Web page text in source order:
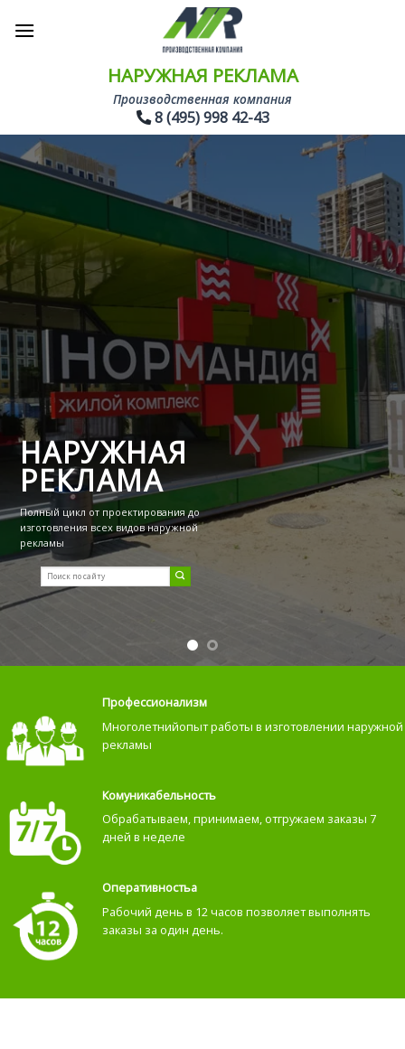
НАРУЖНАЯ РЕКЛАМА
Производственная компания
8 (495) 998 42-43
НАРУЖНАЯ
РЕКЛАМА
Полный цикл от проектирования до
изготовления всех видов наружной
рекламы
Профессионализм
Многолетнийопыт работы в изготовлении наружной
рекламы
Комуникабельность
Обрабатываем, принимаем, отгружаем заказы 7
дней в неделе
Оперативностьа
Рабочий день в 12 часов позволяет выполнять
заказы за один день.